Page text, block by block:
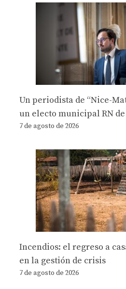
Un periodista de “Nice-
un electo municipal RN
7 de agosto de 2026
Incendios: el regreso a
en la gestión de crisis
7 de agosto de 2026